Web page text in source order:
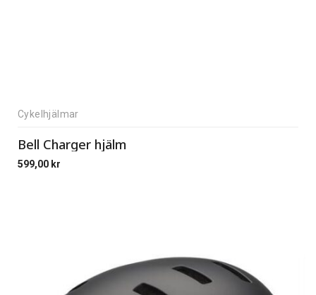
Cykelhjälmar
Bell Charger hjälm
599,00 kr